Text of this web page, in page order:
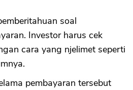
soal
Investor harus cek
cara yang njelimet seperti
pembayaran tersebut